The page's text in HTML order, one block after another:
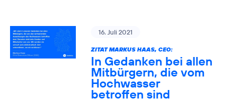
16. Juli 2021
ZITAT MARKUS HAAS, CEO:
In Gedanken bei allen
Mitbürgern, die vom
Hochwasser
betroffen sind